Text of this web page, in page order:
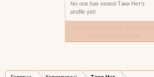
No one has visited Таки Нет's
profile yet!